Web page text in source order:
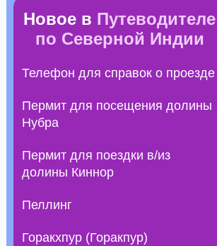
Новое в Путеводителе
по Северной Индии
Телефон для справок о проезде
Пермит для посещения долины
Нубра
Пермит для поездки в/из
долины Киннор
Пеллинг
Горакхпур (Горакпур)